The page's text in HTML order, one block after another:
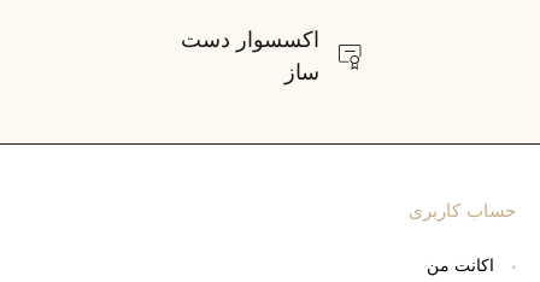
اکسسوار دست
ساز
حساب کاربری
اکانت من